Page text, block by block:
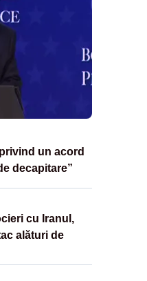
un acord
decapitare”
cu Iranul,
alături de